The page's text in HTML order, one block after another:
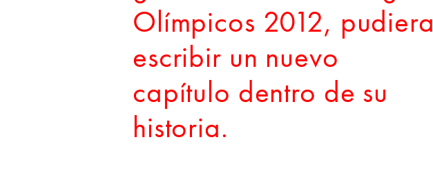
Olímpicos 2012, pudiera
escribir un nuevo
capítulo dentro de su
historia.